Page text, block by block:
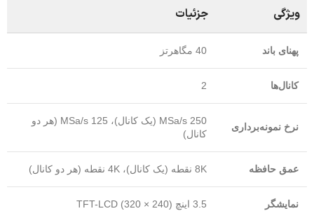
ویژگی جزئیات
پهنای باند 40 مگاهرتز
کانال‌ها 2
نرخ نمونه‌برداری
250 MSa/s (یک کانال)، 125 MSa/s (هر دو
کانال)
عمق حافظه 8K نقطه (یک کانال)، 4K نقطه (هر دو کانال)
نمایشگر 3.5 اینچ TFT-LCD (320 × 240)